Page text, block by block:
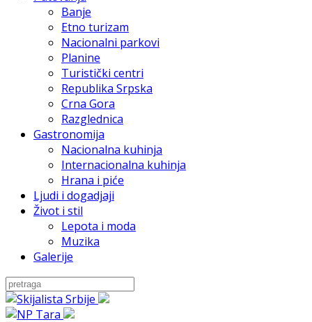
Banje
Etno turizam
Nacionalni parkovi
Planine
Turistički centri
Republika Srpska
Crna Gora
Razglednica
Gastronomija
Nacionalna kuhinja
Internacionalna kuhinja
Hrana i piće
Ljudi i dogadjaji
Život i stil
Lepota i moda
Muzika
Galerije